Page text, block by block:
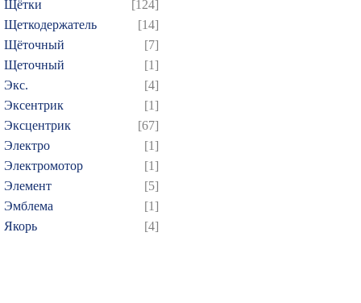
Щётки
[124]
Щеткодержатель
[14]
Щёточный
[7]
Щеточный
[1]
Экс.
[4]
Эксентрик
[1]
Эксцентрик
[67]
Электро
[1]
Электромотор
[1]
Элемент
[5]
Эмблема
[1]
Якорь
[4]